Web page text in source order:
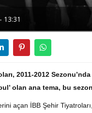
13:31
2011-2012
olan ana tema, bu
açan İBB Şehir